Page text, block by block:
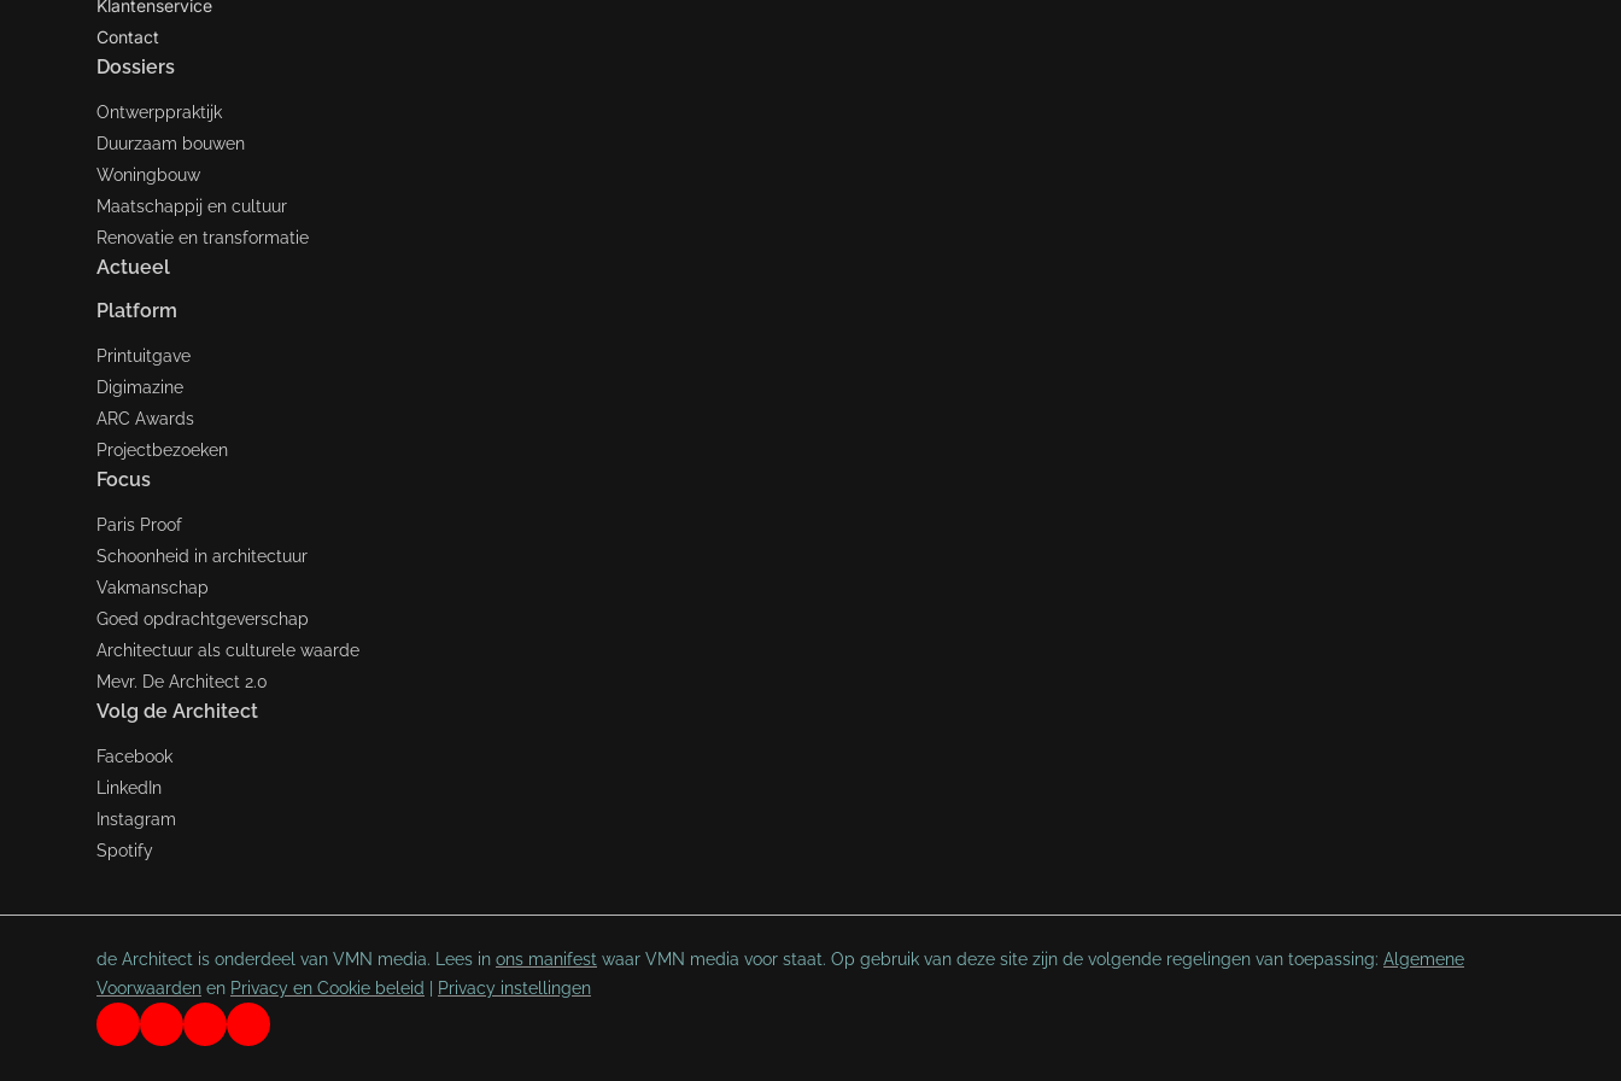
Klantenservice
Contact
Dossiers
Ontwerppraktijk
Duurzaam bouwen
Woningbouw
Maatschappij en cultuur
Renovatie en transformatie
Actueel
Platform
Printuitgave
Digimazine
ARC Awards
Projectbezoeken
Focus
Paris Proof
Schoonheid in architectuur
Vakmanschap
Goed opdrachtgeverschap
Architectuur als culturele waarde
Mevr. De Architect 2.0
Volg de Architect
Facebook
LinkedIn
Instagram
Spotify
de Architect is onderdeel van VMN media. Lees in ons manifest waar VMN media voor staat. Op gebruik van deze site zijn de volgende regelingen van toepassing: Algemene
Voorwaarden en Privacy en Cookie beleid Privacy instellingen